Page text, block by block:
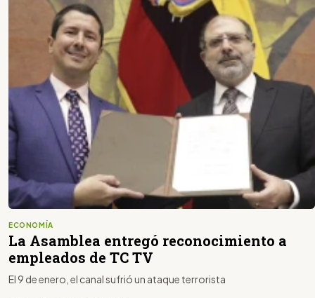
ECONOMÍA
La Asamblea entregó reconocimiento a
empleados de TC TV
El 9 de enero, el canal sufrió un ataque terrorista